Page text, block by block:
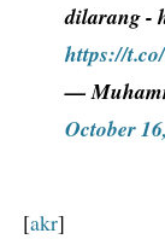
dilarang -
https://
—
October
[akr]